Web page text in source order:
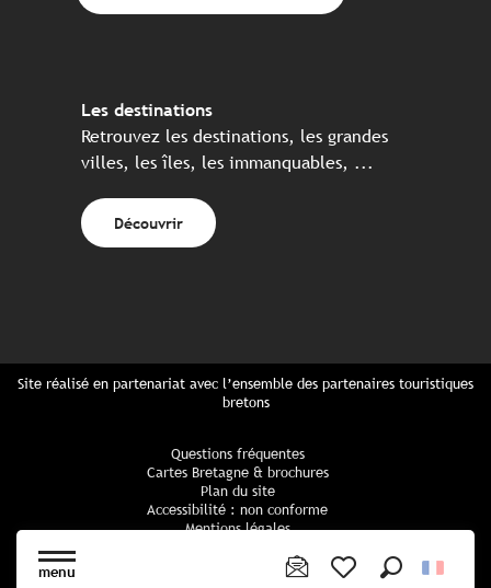
menu
Les destinations
Retrouvez les destinations, les grandes
villes, les îles, les immanquables, ...
Découvrir
Site réalisé en partenariat avec l’ensemble des partenaires touristiques
bretons
Questions fréquentes
Cartes Bretagne & brochures
Plan du site
Accessibilité : non conforme
Mentions légales
Politique cookies